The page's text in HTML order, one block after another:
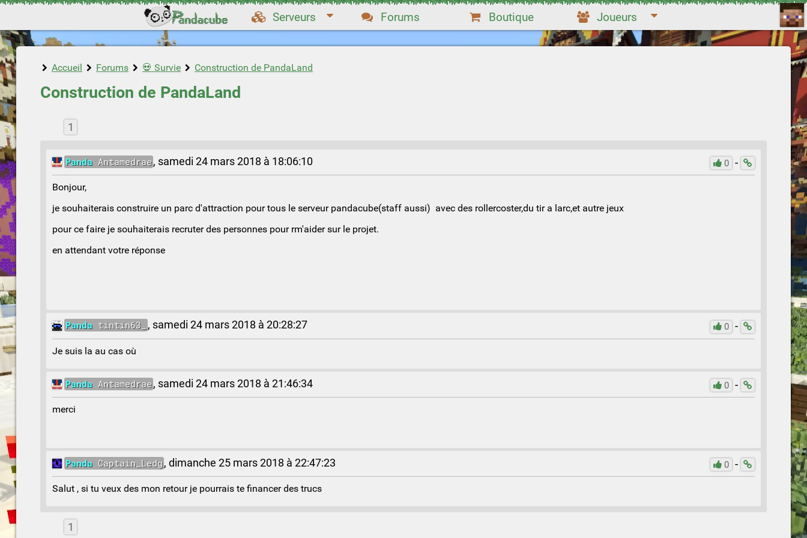
Serveurs Forums Boutique Joueurs
Accueil Forums 💀 Survie Construction de PandaLand
Construction de PandaLand
1
Panda Antamedrae, samedi 24 mars 2018 à 18:06:10 0 -
Bonjour,
je souhaiterais construire un parc d'attraction pour tous le serveur pandacube(staff aussi) avec des rollercoster,du tir a larc,et autre jeux
pour ce faire je souhaiterais recruter des personnes pour rm'aider sur le projet.
en attendant votre réponse
Panda tintin63_ , samedi 24 mars 2018 à 20:28:27 0 -
Je suis la au cas où
Panda Antamedrae, samedi 24 mars 2018 à 21:46:34 0 -
merci
Panda Captain_Ledg,dimanche 25 mars 2018 à 22:47:23 0 -
Salut , si tu veux des mon retour je pourrais te financer des trucs
1